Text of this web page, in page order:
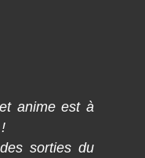
anime est à
sorties du